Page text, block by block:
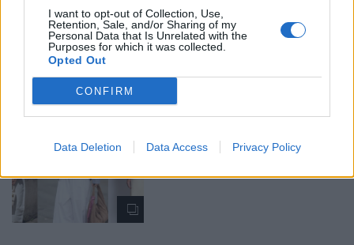
I want to opt-out of Collection, Use,
Retention, Sale, and/or Sharing of my
Personal Data that Is Unrelated with the
Purposes for which it was collected.
Opted Out
CONFIRM
Data Deletion Data Access Privacy Policy
όσο κανένα
ΔΈΣΠΟΙΝΑ ΠΟΛΥΧΡΟΝΊΔΟΥ ΑΥΓ 02, 2026
Aυτά τα παντελόνια είναι η
ΔΈΣΠΟΙΝΑ ΠΟΛΥΧΡΟΝΊΔΟΥ ΑΥΓ 01, 2026